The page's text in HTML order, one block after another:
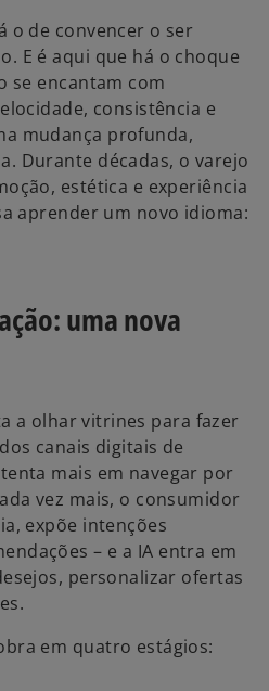
o de convencer o ser
E é aqui que há o choque
se encantam com
consistência e
mudança profunda,
Durante décadas, o varejo
estética e experiência
aprender um novo idioma:
uma nova
a olhar vitrines para fazer
canais digitais de
mais em navegar por
vez mais, o consumidor
expõe intenções
– e a IA entra em
personalizar ofertas
em quatro estágios: